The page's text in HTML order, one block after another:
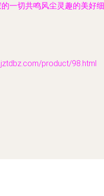
一切共鸣风尘灵趣的美好细
product/98.html